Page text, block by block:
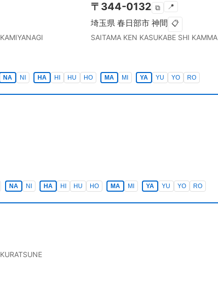
KAMIYANAGI
〒 344-0132 ⧉ 📍
埼玉県 春日部市 神間 📋
SAITAMA KEN KASUKABE SHI KAMMA
NA NI HA HI HU HO MA MI YA YU YO RO
NA NI HA HI HU HO MA MI YA YU YO RO
KURATSUNE